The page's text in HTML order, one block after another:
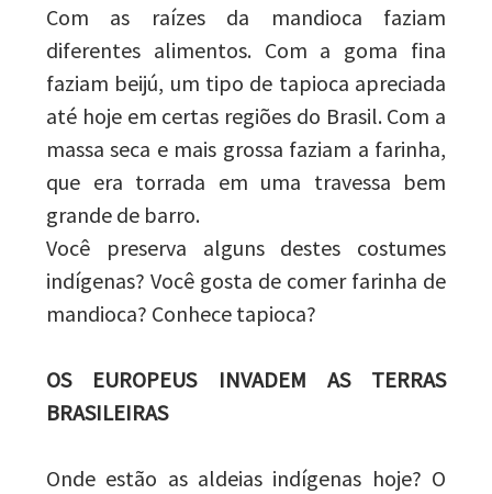
Com as raízes da mandioca faziam
diferentes alimentos. Com a goma fina
faziam beijú, um tipo de tapioca apreciada
até hoje em certas regiões do Brasil. Com a
massa seca e mais grossa faziam a farinha,
que era torrada em uma travessa bem
grande de barro.
Você preserva alguns destes costumes
indígenas? Você gosta de comer farinha de
mandioca? Conhece tapioca?
OS EUROPEUS INVADEM AS TERRAS
BRASILEIRAS
Onde estão as aldeias indígenas hoje? O